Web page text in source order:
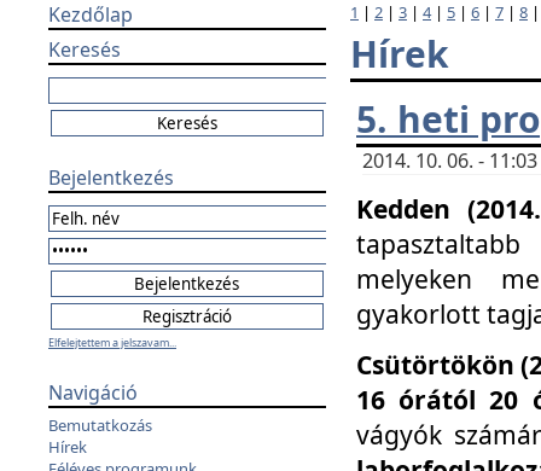
Kezdőlap
Keresés
Bejelentkezés
Elfelejtettem a jelszavam...
Navigáció
Bemutatkozás
Hírek
1 | 2 | 3 | 4| 5 | 6 | 7 | 8
Hírek
5. heti
2014. 10. 06. -
Kedden
melyeken
gyakorlott
Csütörtökön
16 órától 20
vágyók